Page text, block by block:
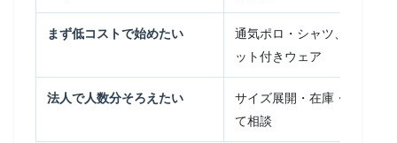
まず低コストで始めたい
通気ポロ・シャツ、接触冷
ット付きウェア
法人で人数分そろえたい
サイズ展開・在庫・名入れ
て相談